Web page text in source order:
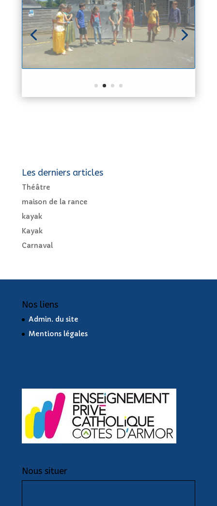
maison de la rance
kayak
Kayak
Carnaval
Nos liens
Mentions légales
Nous situer